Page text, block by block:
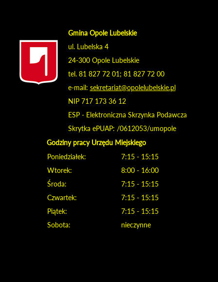
Gmina Opole Lubelskie
ul. Lubelska 4
24-300 Opole Lubelskie
tel. 81 827 72 01; 81 827 72 00
e-mail: sekretariat@opolelubelskie.pl
NIP 717 173 36 12
ESP - Elektroniczna Skrzynka Podawcza
Skrytka ePUAP: /0612053/umopole
Godziny pracy Urzędu Miejskiego
Poniedziałek:
Wtorek:
Środa:
Czwartek:
Piątek:
Sobota:
7:15 - 15:15
8:00 - 16:00
7:15 - 15:15
7:15 - 15:15
7:15 - 15:15
nieczynne